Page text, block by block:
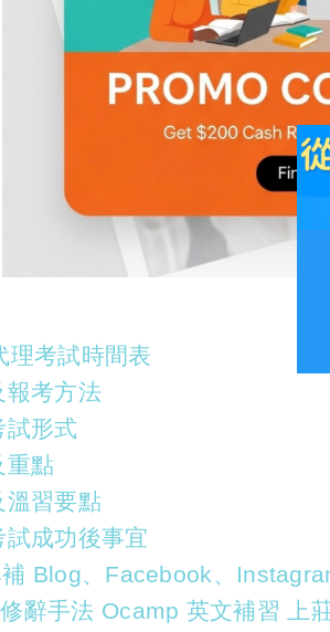
理考試時間表
報考方法
試形式
重點
習要點
成功後事宜
Blog、Facebook、
辭手法 Ocamp 英文補習 上